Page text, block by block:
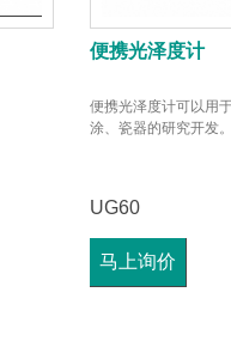
便携光泽度计
便携光泽度计可以用
涂、瓷器的研究开发
UG60
马上询价